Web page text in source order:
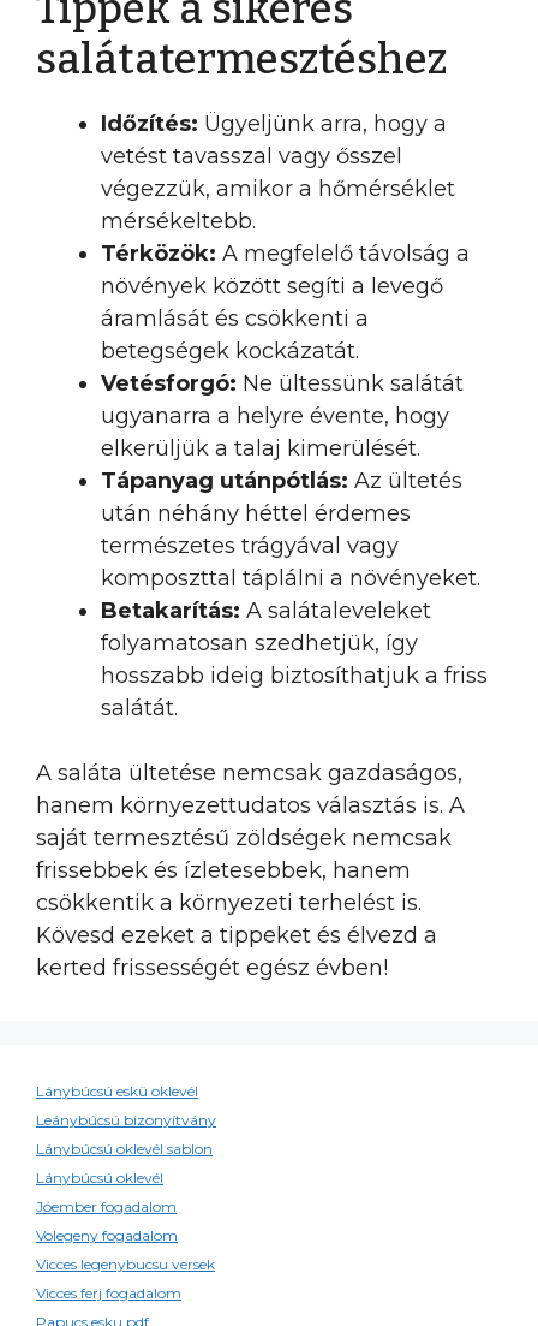
salátatermesztéshez
Időzítés: Ügyeljünk arra, hogy a
vetést tavasszal vagy ősszel
végezzük, amikor a hőmérséklet
mérsékeltebb.
Térközök: A megfelelő távolság a
növények között segíti a levegő
áramlását és csökkenti a
betegségek kockázatát.
Vetésforgó: Ne ültessünk salátát
ugyanarra a helyre évente, hogy
elkerüljük a talaj kimerülését.
Tápanyag utánpótlás: Az ültetés
után néhány héttel érdemes
természetes trágyával vagy
komposzttal táplálni a növényeket.
Betakarítás: A salátaleveleket
folyamatosan szedhetjük, így
hosszabb ideig biztosíthatjuk a friss
salátát.
A saláta ültetése nemcsak gazdaságos,
hanem környezettudatos választás is. A
saját termesztésű zöldségek nemcsak
frissebbek és ízletesebbek, hanem
csökkentik a környezeti terhelést is.
Kövesd ezeket a tippeket és élvezd a
kerted frissességét egész évben!
Lánybúcsú eskü oklevél
Leánybúcsú bizonyítvány
Lánybúcsú oklevél sablon
Lánybúcsú oklevél
Jóember fogadalom
Volegeny fogadalom
Vicces legenybucsu versek
Vicces ferj fogadalom
Papucs esku pdf